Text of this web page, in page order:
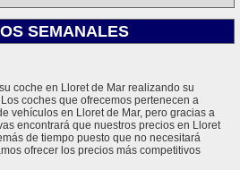
SEMANALES
coche en Lloret de Mar realizando su
coches que ofrecemos pertenecen a
vehículos en Lloret de Mar, pero gracias a
encontrará que nuestros precios en Lloret
de tiempo puesto que no necesitará
ofrecer los precios más competitivos